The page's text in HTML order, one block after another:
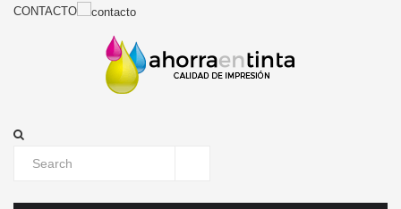
CONTACTO